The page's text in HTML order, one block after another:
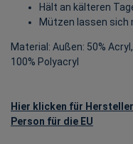
Hält an kälteren
Mützen lassen sich
Material: Außen: 50%
100% Polyacryl
Hier klicken für
Person für die EU